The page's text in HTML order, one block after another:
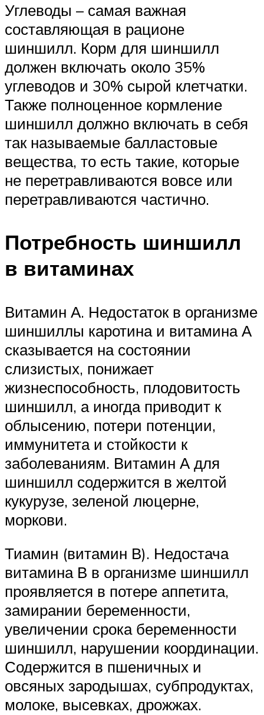
Углеводы – самая важная
составляющая в рационе
шиншилл. Корм для шиншилл
должен включать около 35%
углеводов и 30% сырой клетчатки.
Также полноценное кормление
шиншилл должно включать в себя
так называемые балластовые
вещества, то есть такие, которые
не перетравливаются вовсе или
перетравливаются частично.
Потребность шиншилл
в витаминах
Витамин А. Недостаток в организме
шиншиллы каротина и витамина А
сказывается на состоянии
слизистых, понижает
жизнеспособность, плодовитость
шиншилл, а иногда приводит к
облысению, потери потенции,
иммунитета и стойкости к
заболеваниям. Витамин А для
шиншилл содержится в желтой
кукурузе, зеленой люцерне,
моркови.
Тиамин (витамин В). Недостача
витамина В в организме шиншилл
проявляется в потере аппетита,
замирании беременности,
увеличении срока беременности
шиншилл, нарушении координации.
Содержится в пшеничных и
овсяных зародышах, субпродуктах,
молоке, высевках, дрожжах.